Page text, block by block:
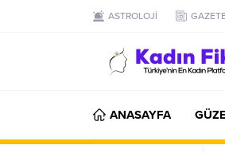
ASTROLOJİ
ANASAYFA